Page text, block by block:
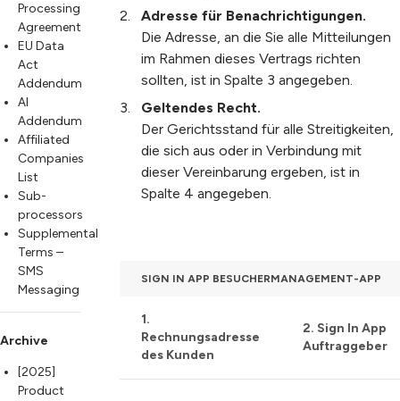
Processing
Agreement
EU Data
Act
Addendum
AI
Addendum
Affiliated
Companies
List
Sub-
processors
Supplemental
Terms –
SMS
Messaging
Archive
[2025]
Product
Adresse für Benachrichtigungen.
Die Adresse, an die Sie alle Mitteilungen
im Rahmen dieses Vertrags richten
sollten, ist in Spalte 3 angegeben.
Geltendes Recht.
Der Gerichtsstand für alle Streitigkeiten,
die sich aus oder in Verbindung mit
dieser Vereinbarung ergeben, ist in
Spalte 4 angegeben.
SIGN IN APP BESUCHERMANAGEMENT-APP
1.
Rechnungsadresse
des Kunden
2. Sign In App
Auftraggeber